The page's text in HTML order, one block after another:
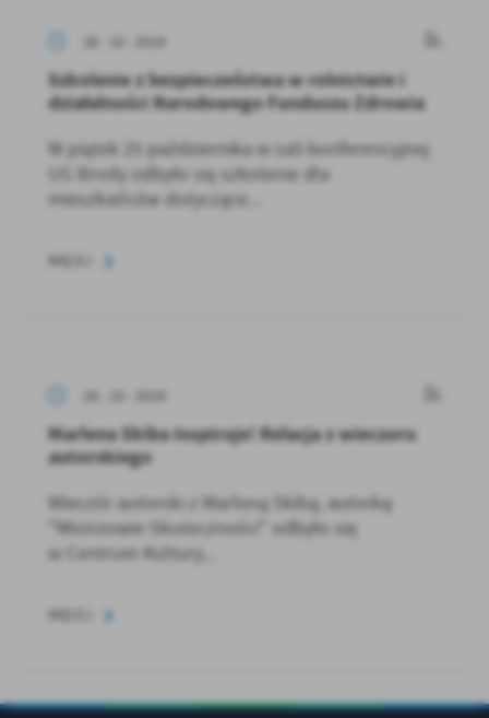
28 - 10 - 2024
Szkolenie z bezpieczeństwa w rolnictwie i
działalności Narodowego Funduszu Zdrowia
W piątek 25 października w sali konferencyjnej
UG Brody odbyło się szkolenie dla
mieszkańców dotyczące...
28 - 10 - 2024
Marlena Skiba inspiruje! Relacja z wieczoru
autorskiego
Wieczór autorski z Marleną Skibą, autorką
"Mistrzowie Skuteczności" odbyło się
w Centrum Kultury...